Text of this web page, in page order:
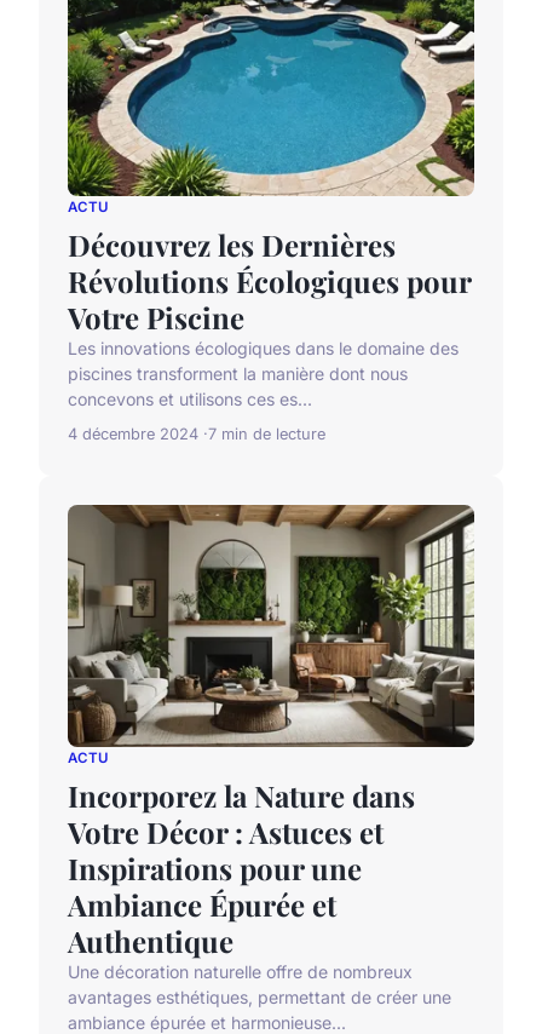
ACTU
Découvrez les Dernières
Révolutions Écologiques pour
Votre Piscine
Les innovations écologiques dans le domaine des
piscines transforment la manière dont nous
concevons et utilisons ces es...
4 décembre 2024 7 min de lecture
ACTU
Incorporez la Nature dans
Votre Décor : Astuces et
Inspirations pour une
Ambiance Épurée et
Authentique
Une décoration naturelle offre de nombreux
avantages esthétiques, permettant de créer une
ambiance épurée et harmonieuse...